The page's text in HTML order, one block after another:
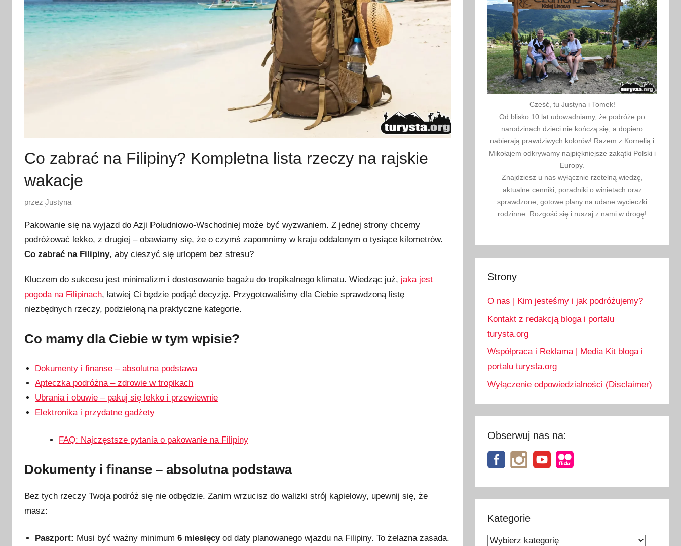
Co zabrać na Filipiny? Kompletna lista rzeczy na rajskie
wakacje
O
u
b
l
k
o
w
n
u
e
0
6
przez Justyna
Pakowanie się na wyjazd do Azji Południowo-Wschodniej może być wyzwaniem. Z jednej strony chcemy
podróżować lekko, z drugiej – obawiamy się, że o czymś zapomnimy w kraju oddalonym o tysiące kilometrów.
Co zabrać na Filipiny, aby cieszyć się urlopem bez stresu?
Kluczem do sukcesu jest minimalizm i dostosowanie bagażu do tropikalnego klimatu. Wiedząc już, jaka jest
pogoda na Filipinach, łatwiej Ci będzie podjąć decyzję. Przygotowaliśmy dla Ciebie sprawdzoną listę
niezbędnych rzeczy, podzieloną na praktyczne kategorie.
Co mamy dla Ciebie w tym wpisie?
Dokumenty i finanse – absolutna podstawa
Apteczka podróżna – zdrowie w tropikach
Ubrania i obuwie – pakuj się lekko i przewiewnie
Elektronika i przydatne gadżety
FAQ: Najczęstsze pytania o pakowanie na Filipiny
Dokumenty i finanse – absolutna podstawa
Bez tych rzeczy Twoja podróż się nie odbędzie. Zanim wrzucisz do walizki strój kąpielowy, upewnij się, że
masz:
Paszport: Musi być ważny minimum6 miesięcyod daty planowanego wjazdu na Filipiny. To żelazna zasada.
Cześć, tu Justyna i Tomek!
Od blisko 10 lat udowadniamy, że podróże po
narodzinach dzieci nie kończą się, a dopiero
nabierają prawdziwych kolorów! Razem z Kornelią i
Mikołajem odkrywamy najpiękniejsze zakątki Polski i
Europy.
Znajdziesz u nas wyłącznie rzetelną wiedzę,
aktualne cenniki, poradniki o winietach oraz
sprawdzone, gotowe plany na udane wycieczki
rodzinne. Rozgość się i ruszaj z nami w drogę!
Strony
O nas | Kim jesteśmy i jak podróżujemy?
Kontakt z redakcją bloga i portalu
turysta.org
Współpraca i Reklama | Media Kit bloga i
portalu turysta.org
Wyłączenie odpowiedzialności (Disclaimer)
Obserwuj nas na:
Kategorie
Kategorie